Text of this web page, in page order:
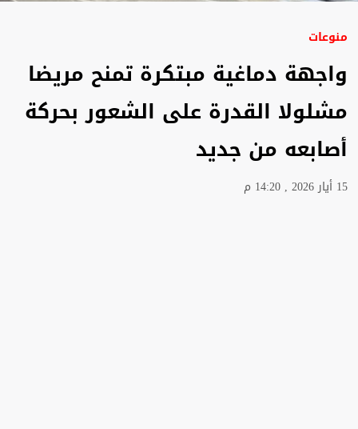
منوعات
واجهة دماغية مبتكرة تمنح مريضا
مشلولا القدرة على الشعور بحركة
أصابعه من جديد
15 أيار 2026 , 14:20 م